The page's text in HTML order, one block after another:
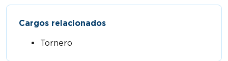
Cargos relacionados
Tornero